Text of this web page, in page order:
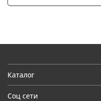
Каталог
Соц сети